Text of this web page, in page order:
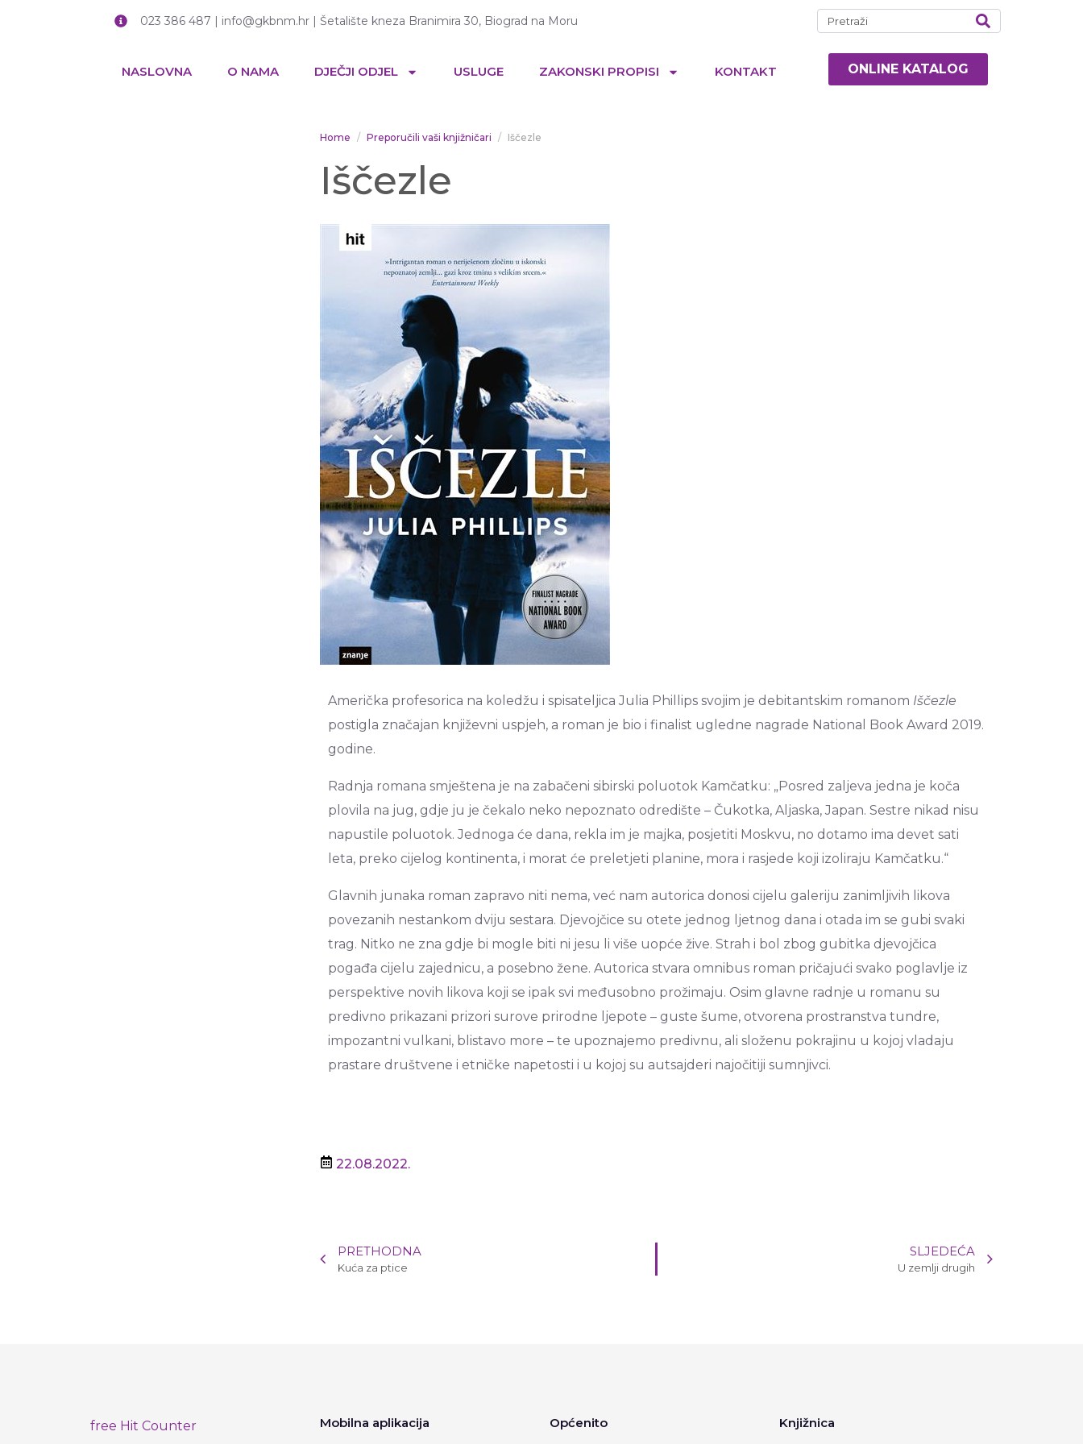
023 386 487 | info@gkbnm.hr | Šetalište kneza Branimira 30, Biograd na Moru
NASLOVNA O NAMA DJEČJI ODJEL USLUGE ZAKONSKI PROPISI KONTAKT ONLINE KATALOG
Home Preporučili vaši knjižničari Iščezle
Iščezle
Američka profesorica na koledžu i spisateljica Julia Phillips svojim je debitantskim romanom Iščezle
postigla značajan književni uspjeh, a roman je bio i finalist ugledne nagrade National Book Award 2019.
godine.
Radnja romana smještena je na zabačeni sibirski poluotok Kamčatku: „Posred zaljeva jedna je koča
plovila na jug, gdje ju je čekalo neko nepoznato odredište – Čukotka, Aljaska, Japan. Sestre nikad nisu
napustile poluotok. Jednoga će dana, rekla im je majka, posjetiti Moskvu, no dotamo ima devet sati
leta, preko cijelog kontinenta, i morat će preletjeti planine, mora i rasjede koji izoliraju Kamčatku.“
Glavnih junaka roman zapravo niti nema, već nam autorica donosi cijelu galeriju zanimljivih likova
povezanih nestankom dviju sestara. Djevojčice su otete jednog ljetnog dana i otada im se gubi svaki
trag. Nitko ne zna gdje bi mogle biti ni jesu li više uopće žive. Strah i bol zbog gubitka djevojčica
pogađa cijelu zajednicu, a posebno žene. Autorica stvara omnibus roman pričajući svako poglavlje iz
perspektive novih likova koji se ipak svi međusobno prožimaju. Osim glavne radnje u romanu su
predivno prikazani prizori surove prirodne ljepote – guste šume, otvorena prostranstva tundre,
impozantni vulkani, blistavo more – te upoznajemo predivnu, ali složenu pokrajinu u kojoj vladaju
prastare društvene i etničke napetosti i u kojoj su autsajderi najočitiji sumnjivci.
22.08.2022.
PRETHODNA
Kuća za ptice
SLJEDEĆA
U zemlji drugih
free Hit Counter Mobilna aplikacija Općenito Knjižnica